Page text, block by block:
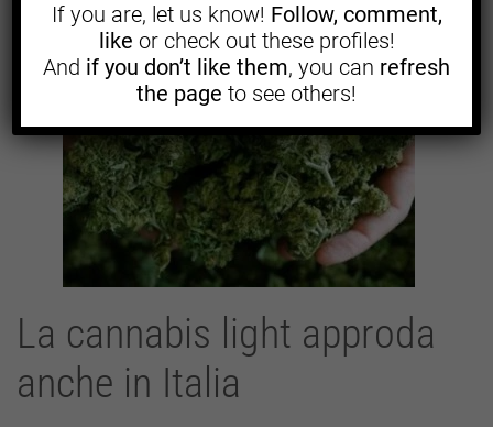
La cannabis light approda
anche in Italia
If you are, let us know! Follow, comment,
like or check out these profiles!
And if you don’t like them, you can refresh
the page to see others!